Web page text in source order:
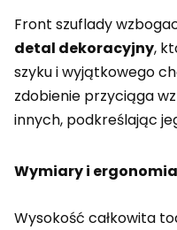
Front szuflady
detal dekoracyjny,
szyku i wyjątkowego
zdobienie przyciąga
innych, podkreślając
Wymiary i ergonomia
Wysokość całkowita